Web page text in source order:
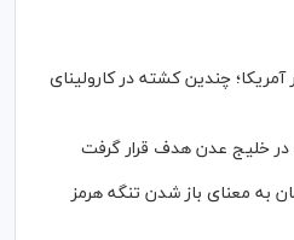
چندین کشته در کارولینای
به معنای باز شدن تنگه هرمز